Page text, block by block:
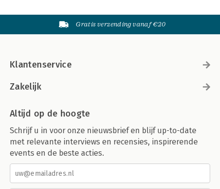
Gratis verzending vanaf €20
Klantenservice
Zakelijk
Altijd op de hoogte
Schrijf u in voor onze nieuwsbrief en blijf up-to-date
met relevante interviews en recensies, inspirerende
events en de beste acties.